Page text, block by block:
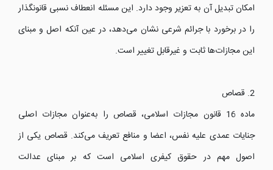
امکان تبدیل آن به تعزیر وجود دارد. این مسئله انعطاف نسبی قانونگذار
را در برخورد با جرائم شرعی نشان می‌دهد، در عین آنکه اصل و مبنای
این مجازات‌ها ثابت و غیرقابل تغییر است.
2. قصاص
ماده 16 قانون مجازات اسلامی، قصاص را به‌عنوان مجازات اصلی
جنایات عمدی علیه نفس، اعضا و منافع تعریف می‌کند. قصاص یکی از
اصول مهم در حقوق کیفری اسلامی است که بر مبنای عدالت